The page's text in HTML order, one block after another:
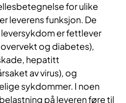
for ulike
leverens funksjon. De
er fettlever
og diabetes),
hepatitt
av virus), og
sykdommer. I noen
på leveren føre til